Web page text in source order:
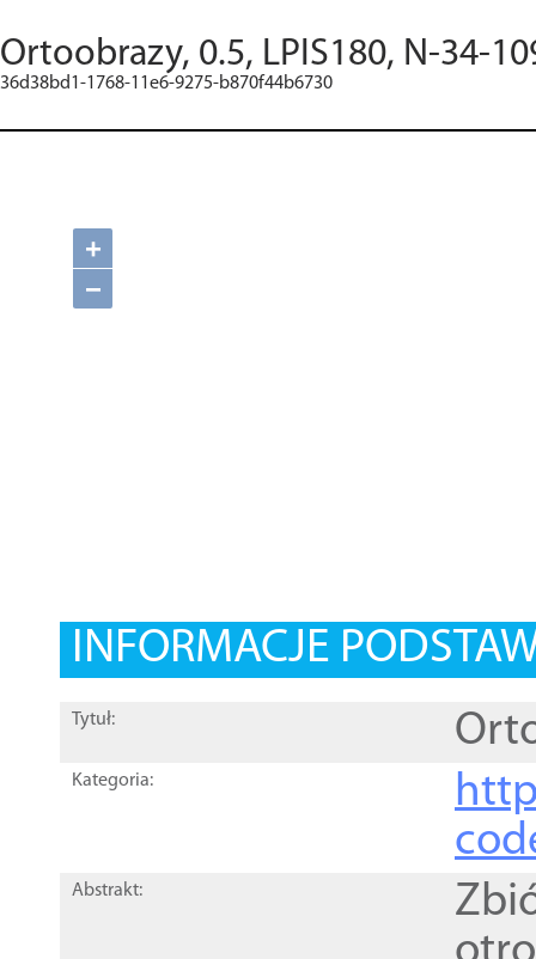
Ortoobrazy, 0.5, LPIS180, N-34-
36d38bd1-1768-11e6-9275-b870f44b6730
+
−
INFORMACJE
Tytuł:
Kategoria:
Abstrakt: